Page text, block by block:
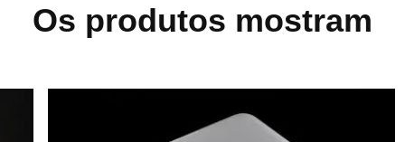
Os produtos mostram